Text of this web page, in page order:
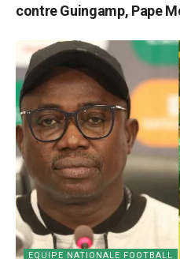
contre Guingamp, Pape
EQUIPE NATIONALE FOOTBALL